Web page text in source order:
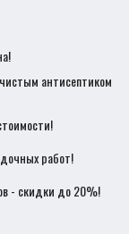
антисептиком
работ!
- скидки до 20%!